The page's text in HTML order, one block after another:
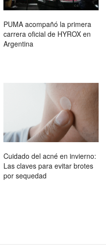
PUMA acompañó la primera
carrera oficial de HYROX en
Argentina
Cuidado del acné en invierno:
Las claves para evitar brotes
por sequedad